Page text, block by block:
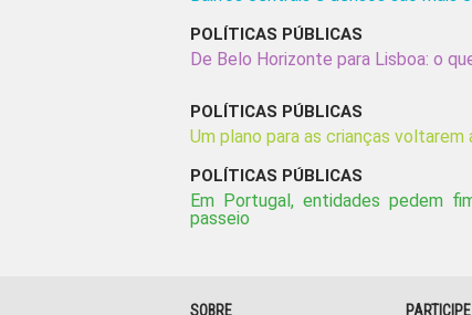
POLÍTICAS PÚBLICAS
De Belo Horizonte para Lisboa: o
POLÍTICAS PÚBLICAS
Um plano para as crianças voltarem
POLÍTICAS PÚBLICAS
Em Portugal, entidades pedem
passeio
SOBRE PARTICIPE